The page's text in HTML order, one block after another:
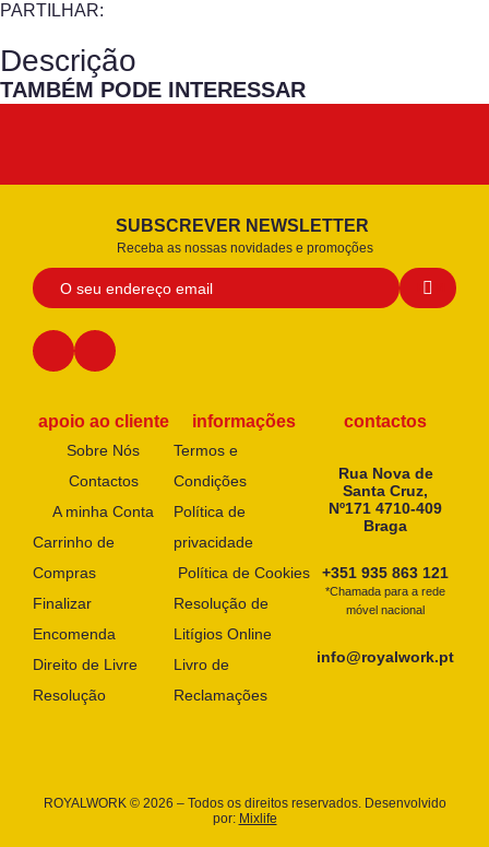
PARTILHAR:
Descrição
TAMBÉM PODE INTERESSAR
SUBSCREVER NEWSLETTER
Receba as nossas novidades e promoções
apoio ao cliente
Sobre Nós
Contactos
A minha Conta
Carrinho de
Compras
Finalizar
Encomenda
Direito de Livre
Resolução
informações
Termos e
Condições
Política de
privacidade
Política de Cookies
Resolução de
Litígios Online
Livro de
Reclamações
contactos
Rua Nova de
Santa Cruz,
Nº171 4710-409
Braga
+351 935 863 121
*Chamada para a rede
móvel nacional
info@royalwork.pt
ROYALWORK © 2026 – Todos os direitos reservados. Desenvolvido
por: Mixlife